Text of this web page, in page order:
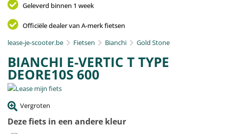
Geleverd binnen 1 week
Officiële dealer van A-merk fietsen
lease-je-scooter.be
Fietsen Bianchi Gold Stone
BIANCHI E-VERTIC T TYPE
DEORE10S 600
Vergroten
Deze fiets in een andere kleur